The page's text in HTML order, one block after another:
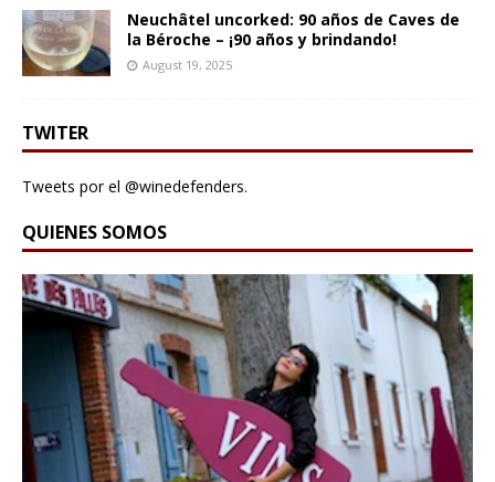
Neuchâtel uncorked: 90 años de Caves de
la Béroche – ¡90 años y brindando!
August 19, 2025
TWITER
Tweets por el @winedefenders.
QUIENES SOMOS